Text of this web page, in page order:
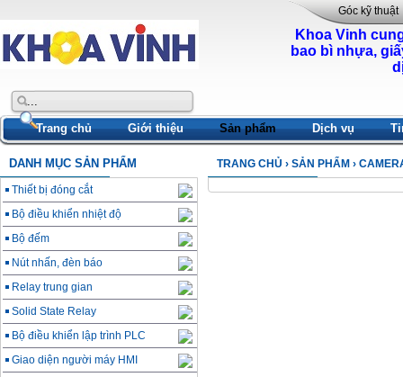
Góc kỹ thuật
Khoa Vinh
bao bì nhựa,
Trang chủ Giới thiệu Sản phẩm Dịch vụ
DANH MỤC SẢN PHẨM
Thiết bị đóng cắt
Bộ điều khiển nhiệt độ
Bộ đếm
Nút nhấn, đèn báo
Relay trung gian
Solid State Relay
Bộ điều khiển lập trình PLC
Giao diện người máy HMI
TRANG CHỦ › SẢN PHẨM ›